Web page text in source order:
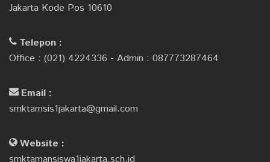
Jakarta Kode Pos 10610
Telepon :
Office : (021) 4224336 - Admin : 087773287464
Email :
smktamsis1jakarta@gmail.com
Website :
smktamansiswa1jakarta.sch.id